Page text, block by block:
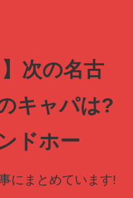
次の名古
キャパは?
ドホー
にまとめています!